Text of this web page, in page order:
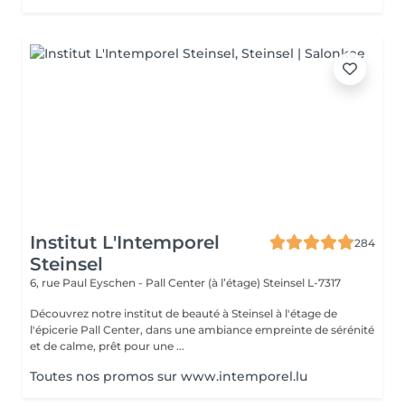
Institut L'Intemporel
Steinsel
284
6, rue Paul Eyschen - Pall Center (à l’étage) Steinsel L-7317
Découvrez notre institut de beauté à Steinsel à l'étage de
l'épicerie Pall Center, dans une ambiance empreinte de sérénité
et de calme, prêt pour une ...
Toutes nos promos sur www.intemporel.lu